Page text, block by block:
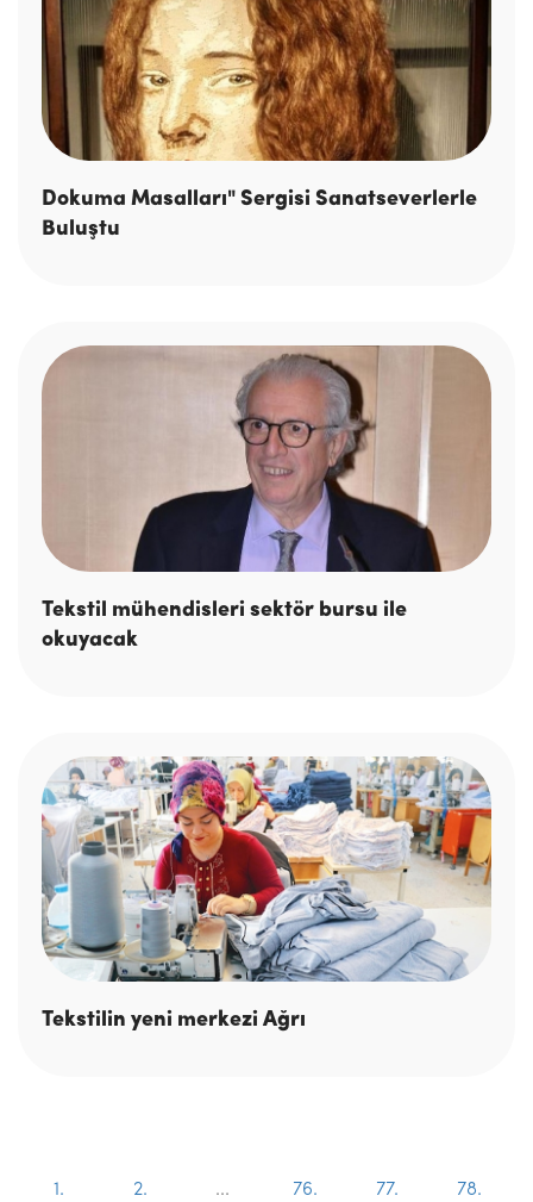
Dokuma Masalları" Sergisi Sanatseverlerle
Buluştu
Tekstil mühendisleri sektör bursu ile
okuyacak
Tekstilin yeni merkezi Ağrı
1. 2. ... 76. 77. 78.